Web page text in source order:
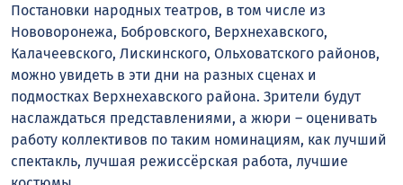
Постановки народных театров, в том числе из
Нововоронежа, Бобровского, Верхнехавского,
Калачеевского, Лискинского, Ольховатского районов,
можно увидеть в эти дни на разных сценах и
подмостках Верхнехавского района. Зрители будут
наслаждаться представлениями, а жюри – оценивать
работу коллективов по таким номинациям, как лучший
спектакль, лучшая режиссёрская работа, лучшие